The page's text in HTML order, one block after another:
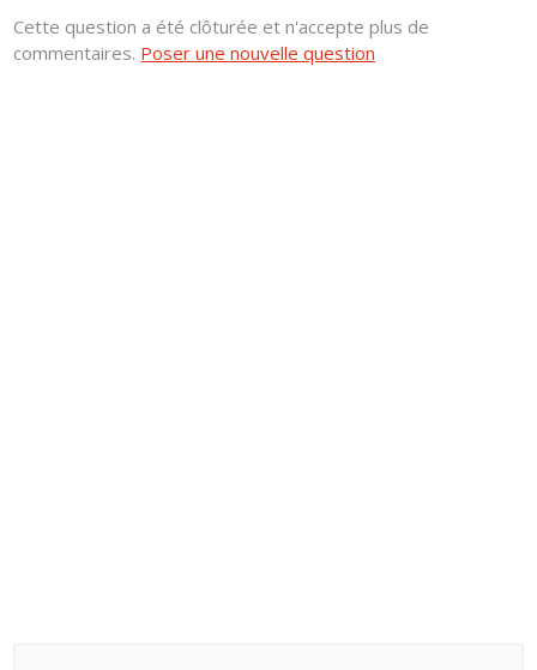
Cette question a été clôturée et n'accepte plus de
commentaires. Poser une nouvelle question